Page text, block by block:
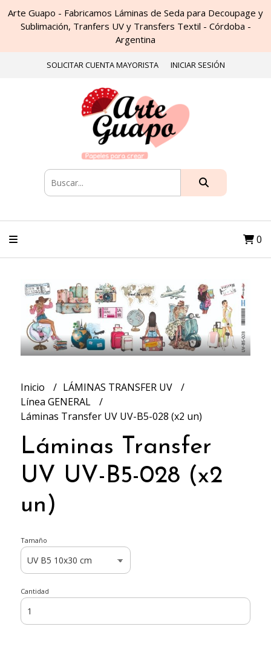
Arte Guapo - Fabricamos Láminas de Seda para Decoupage y
Sublimación, Tranfers UV y Transfers Textil - Córdoba -
Argentina
SOLICITAR CUENTA MAYORISTA INICIAR SESIÓN
0
Inicio
LÁMINAS TRANSFER UV
Línea GENERAL
Láminas Transfer UV UV-B5-028 (x2 un)
Láminas Transfer
UV UV-B5-028 (x2
un)
Tamaño
Cantidad